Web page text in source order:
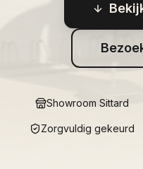
Showroom Sittard
Zorgvuldig gekeurd